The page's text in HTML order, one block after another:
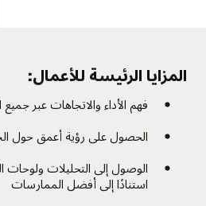
المزايا الرئيسة للأعمال:
فهم الأداء والاتجاهات عبر
الحصول على رؤية أعمق حول
الوصول إلى التحليلات ولوحات
استنادًا إلى أفضل الممارسات